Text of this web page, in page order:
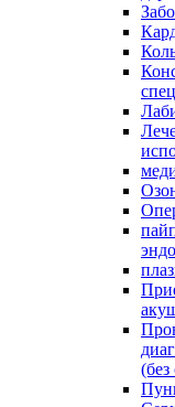
(без